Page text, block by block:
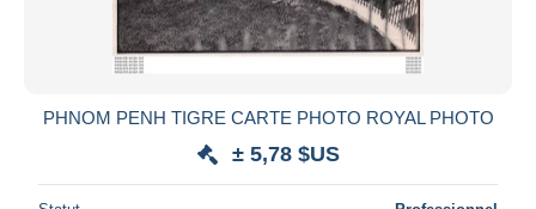
PHNOM PENH TIGRE CARTE PHOTO ROYAL PHOTO
± 5,78 $US